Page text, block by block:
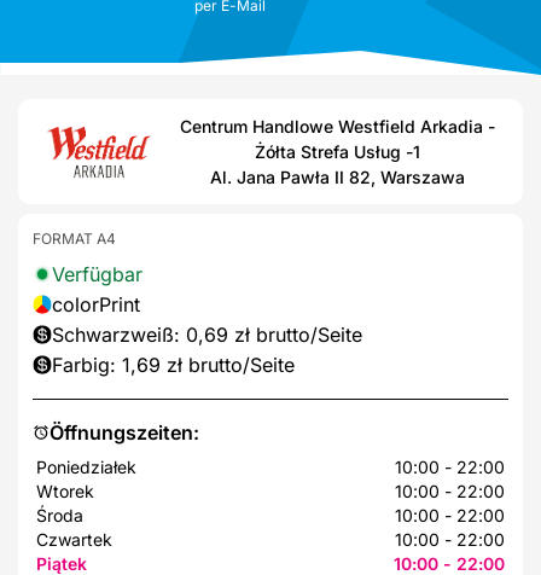
per E-Mail
Centrum Handlowe Westfield Arkadia -
Żółta Strefa Usług -1
Al. Jana Pawła II 82, Warszawa
Öffnungszeiten:
Poniedziałek
10:00 - 22:00
Wtorek
10:00 - 22:00
Środa
10:00 - 22:00
Czwartek
10:00 - 22:00
Piątek
10:00 - 22:00
FORMAT A4
Verfügbar
colorPrint
Schwarzweiß: 0,69 zł brutto/Seite
Farbig: 1,69 zł brutto/Seite